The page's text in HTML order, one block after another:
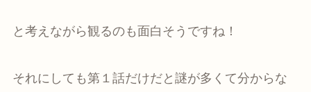
と考えながら観るのも面白そうですね！
それにしても第１話だけだと謎が多くて分からな